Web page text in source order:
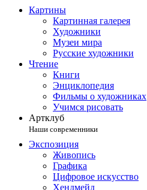
Картины
Картинная галерея
Художники
Музеи мира
Русские художники
Чтение
Книги
Энциклопедия
Фильмы о художниках
Учимся рисовать
Артклуб
Наши современники
Экспозиция
Живопись
Графика
Цифровое искусство
Хендмейд